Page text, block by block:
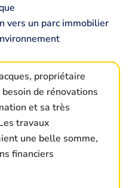
vers un parc immobilier
propriétaire
de rénovations
et sa très
travaux
une belle somme,
financiers